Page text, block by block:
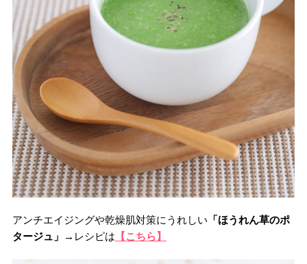
アンチエイジングや乾燥肌対策にうれしい 「ほうれん草のポ
タージュ」
→レシピは 【こちら】